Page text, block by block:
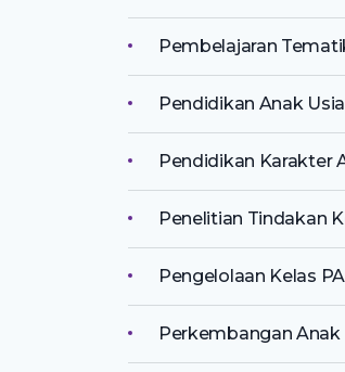
Pembelajaran
Pendidikan Anak
Pendidikan Karakter
Penelitian Tindakan
Pengelolaan Kelas
Perkembangan Anak